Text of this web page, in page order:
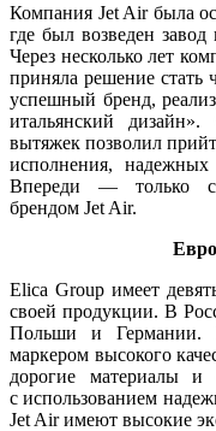
Компания Jet Air была
где был возведен
Через несколько лет
приняла решение
успешный бренд,
итальянский
вытяжек позволил
исполнения,
Впереди — только
брендом Jet Air.
Elica Group имеет
своей продукции. В
Польши и Германии.
маркером высокого
дорогие материалы и
с использованием
Jet Air имеют высокие